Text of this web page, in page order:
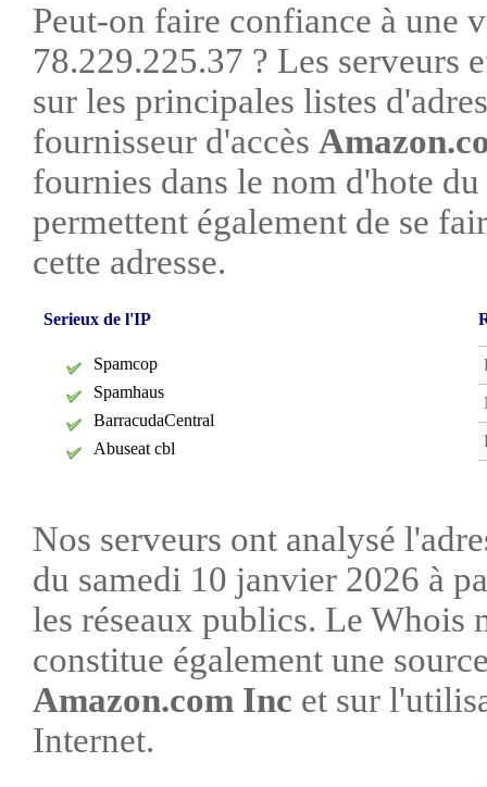
Peut-on faire confiance à une
78.229.225.37 ? Les serveurs
sur les principales listes
fournisseur d'accès
fournies dans le nom d'hote
permettent également de se
cette adresse.
Serieux de l'IP
Spamcop
Spamhaus
BarracudaCentral
Abuseat cbl
Nos serveurs ont analysé
du samedi 10 janvier 2026 à
les réseaux publics. Le Whois
constitue également une
Amazon.com Inc et sur
Internet.